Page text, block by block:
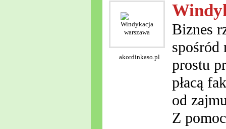
akordinkaso.pl
Biznes
spośród
prostu
płacą
od
Z